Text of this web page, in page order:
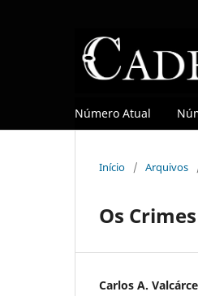
Número Atual
Início / Arquivos
Os
Carlos A.